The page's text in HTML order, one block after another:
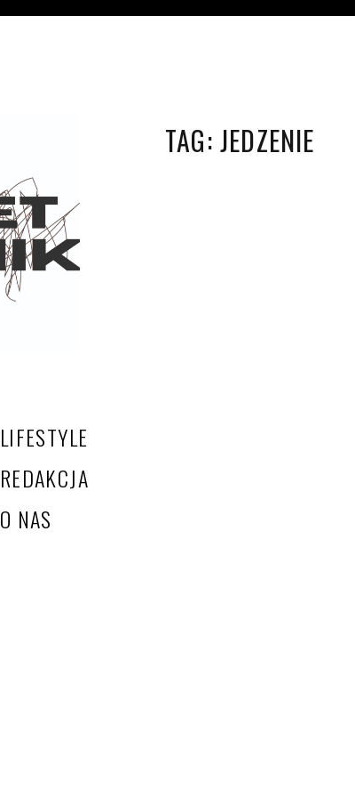
LIFESTYLE
REDAKCJA
O NAS
TAG: JEDZENIE